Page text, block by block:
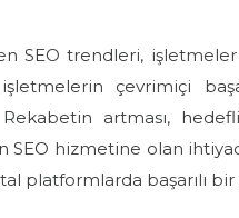
SEO trendleri,
çevrimiçi
artması,
hizmetine olan
platformlarda başarılı bir